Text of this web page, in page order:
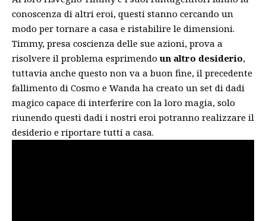
conoscenza di altri eroi, questi stanno cercando un
modo per tornare a casa e ristabilire le dimensioni.
Timmy, presa coscienza delle sue azioni, prova a
risolvere il problema esprimendo un altro desiderio,
tuttavia anche questo non va a buon fine, il precedente
fallimento di Cosmo e Wanda ha creato un set di dadi
magico capace di interferire con la loro magia, solo
riunendo questi dadi i nostri eroi potranno realizzare il
desiderio e riportare tutti a casa.